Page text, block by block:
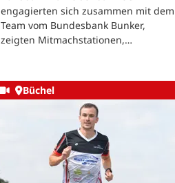
engagierten sich zusammen mit dem
Team vom Bundesbank Bunker,
zeigten Mitmachstationen,…
Büchel